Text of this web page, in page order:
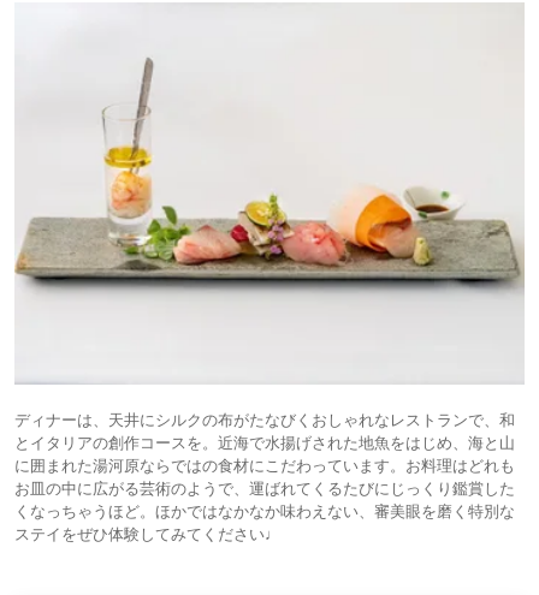
ディナーは、天井にシルクの布がたなびくおしゃれなレストランで、和
とイタリアの創作コースを。近海で水揚げされた地魚をはじめ、海と山
に囲まれた湯河原ならではの食材にこだわっています。お料理はどれも
お皿の中に広がる芸術のようで、運ばれてくるたびにじっくり鑑賞した
くなっちゃうほど。ほかではなかなか味わえない、審美眼を磨く特別な
ステイをぜひ体験してみてください♩